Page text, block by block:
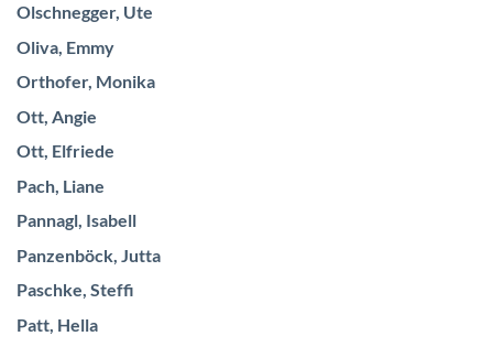
Olschnegger, Ute
Oliva, Emmy
Orthofer, Monika
Ott, Angie
Ott, Elfriede
Pach, Liane
Pannagl, Isabell
Panzenböck, Jutta
Paschke, Steffi
Patt, Hella